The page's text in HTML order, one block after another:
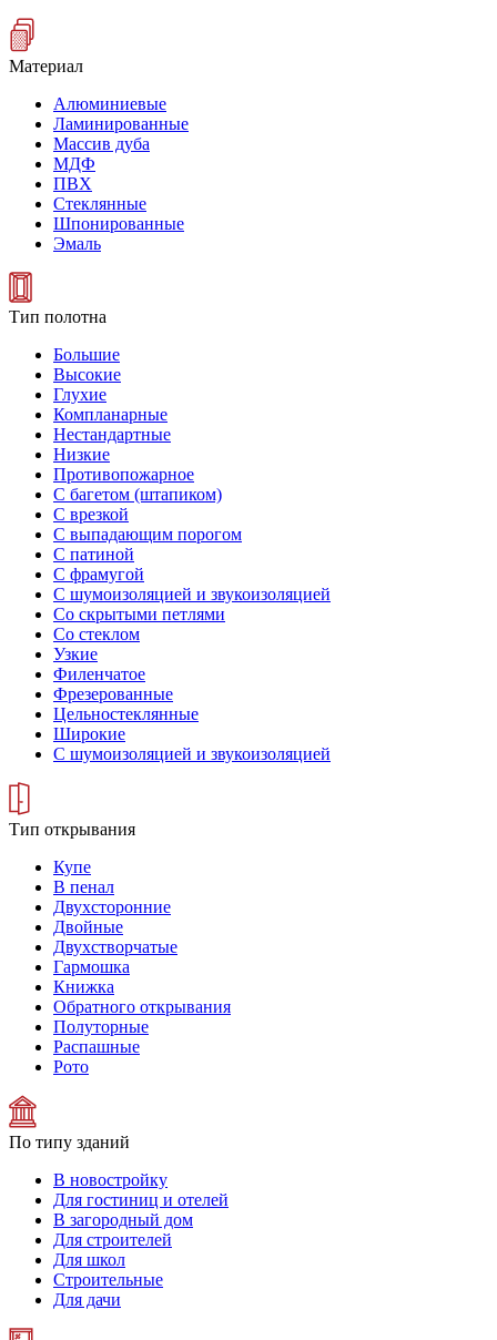
Материал
Алюминиевые
Ламинированные
Массив дуба
МДФ
ПВХ
Стеклянные
Шпонированные
Эмаль
Тип полотна
Большие
Высокие
Глухие
Компланарные
Нестандартные
Низкие
Противопожарное
С багетом (штапиком)
С врезкой
С выпадающим порогом
С патиной
С фрамугой
С шумоизоляцией и звукоизоляцией
Со скрытыми петлями
Со стеклом
Узкие
Филенчатое
Фрезерованные
Цельностеклянные
Широкие
С шумоизоляцией и звукоизоляцией
Тип открывания
Купе
В пенал
Двухсторонние
Двойные
Двухстворчатые
Гармошка
Книжка
Обратного открывания
Полуторные
Распашные
Рото
По типу зданий
В новостройку
Для гостиниц и отелей
В загородный дом
Для строителей
Для школ
Строительные
Для дачи